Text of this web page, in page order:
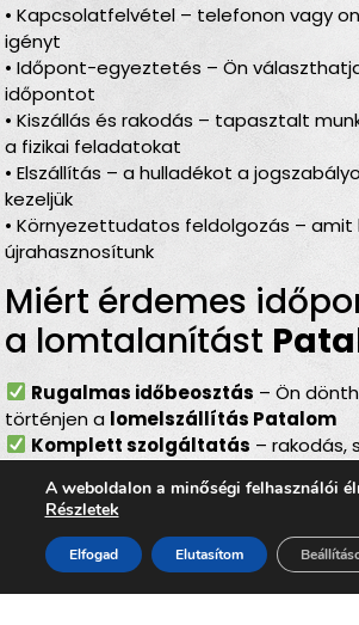
• Kapcsolatfelvétel – telefonon vagy
igényt
• Időpont-egyeztetés – Ön
időpontot
• Kiszállás és rakodás – tapasztalt
a fizikai feladatokat
• Elszállítás – a hulladékot a
kezeljük
• Környezettudatos feldolgozás – amit
újrahasznosítunk
Miért érdemes
a lomtalanítást
Rugalmas időbeosztás – Ön
történjen a lomelszállítás Patalom
Komplett szolgáltatás – rakodás,
Bírságmentes megoldás– nem
kihelyezni a lomokat
Környezetbarát feldolgozás–
hulladékkezelés
A weboldalon a minőségi felhasználói
Részletek
Elfogad Elutasítom